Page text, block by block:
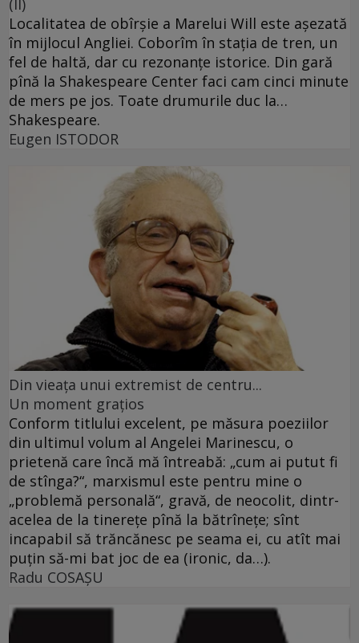
Localitatea de obîrşie a Marelui Will este aşezată
în mijlocul Angliei. Coborîm în staţia de tren, un
fel de haltă, dar cu rezonanţe istorice. Din gară
pînă la Shakespeare Center faci cam cinci minute
de mers pe jos. Toate drumurile duc la…
Shakespeare.
Eugen ISTODOR
Din vieaţa unui extremist de centru...
Un moment graţios
Conform titlului excelent, pe măsura poeziilor
din ultimul volum al Angelei Marinescu, o
prietenă care încă mă întreabă: „cum ai putut fi
de stînga?“, marxismul este pentru mine o
„problemă personală“, gravă, de neocolit, dintr-
acelea de la tinereţe pînă la bătrîneţe; sînt
incapabil să trăncănesc pe seama ei, cu atît mai
puţin să-mi bat joc de ea (ironic, da…).
Radu COSAŞU